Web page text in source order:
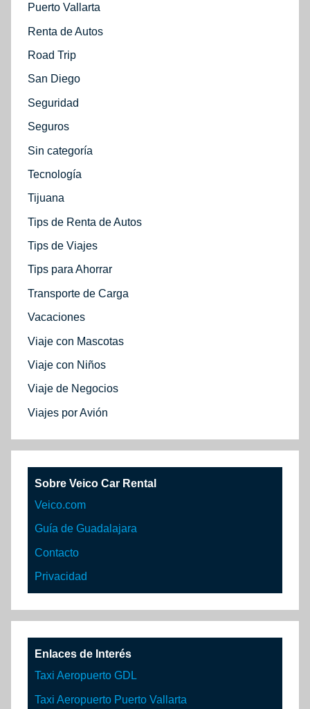
Puerto Vallarta
Renta de Autos
Road Trip
San Diego
Seguridad
Seguros
Sin categoría
Tecnología
Tijuana
Tips de Renta de Autos
Tips de Viajes
Tips para Ahorrar
Transporte de Carga
Vacaciones
Viaje con Mascotas
Viaje con Niños
Viaje de Negocios
Viajes por Avión
Sobre Veico Car Rental
Veico.com
Guía de Guadalajara
Contacto
Privacidad
Enlaces de Interés
Taxi Aeropuerto GDL
Taxi Aeropuerto Puerto Vallarta